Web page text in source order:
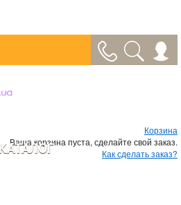
Корзина
Ваша корзина пуста, сделайте свой заказ.
Как сделать заказ?
КАТАЛОГ